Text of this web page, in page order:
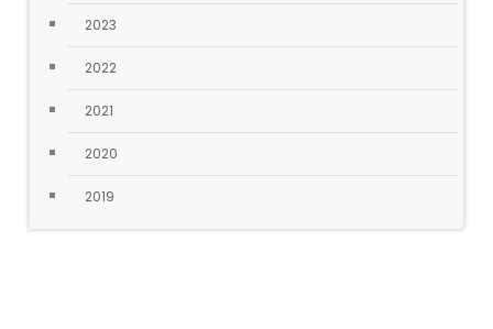
2023
2022
2021
2020
2019